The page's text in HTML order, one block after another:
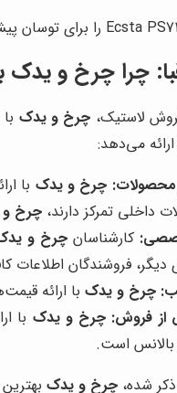
چرا چرخ و یدک
لاستیک، چرخ و یدک
ارائه می‌دهد:
محصولات: چرخ و یدک با
داخلی تمرکز دارند، چرخ
کارشناسان چرخ و
فروشندگان اطلاعات
چرخ و یدکبا ارائه
فروش: چرخ و یدک با
بالانس است.
شده، چرخ و یدک